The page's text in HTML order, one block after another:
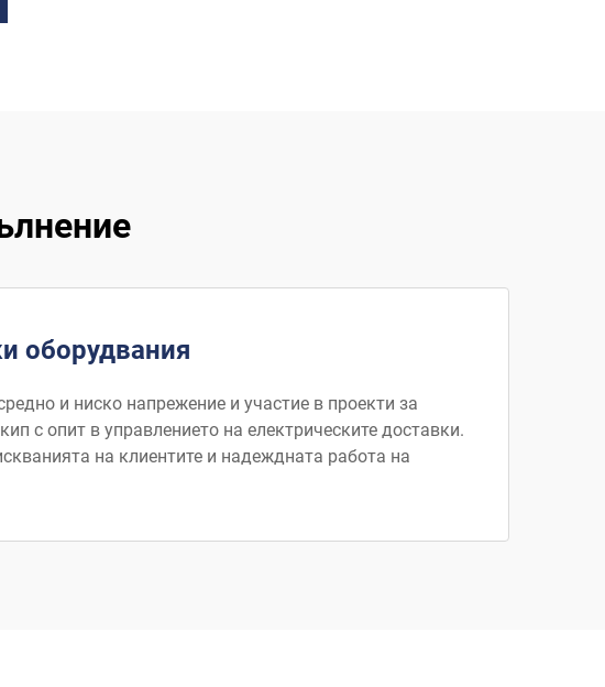
оборудвания
и ниско напрежение и участие в проекти за
с опит в управлението на електрическите доставки.
на клиентите и надеждната работа на